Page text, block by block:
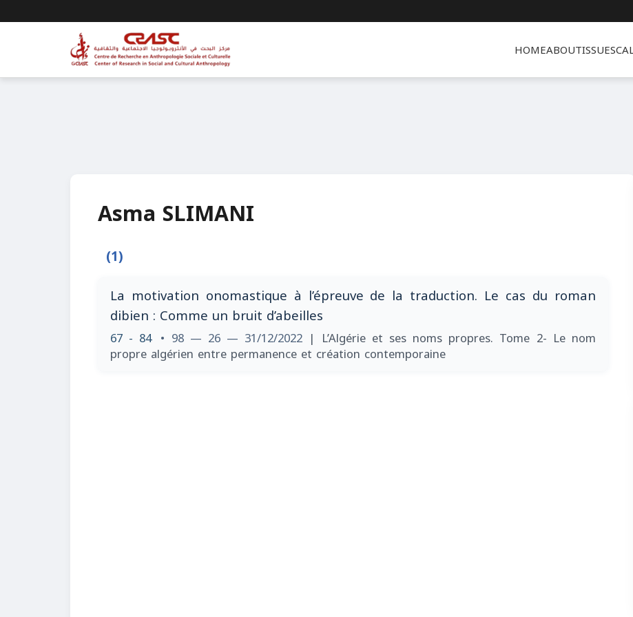
HOMEABOUTISSUES
Asma SLIMANI
(1)
La motivation onomastique à l’épreuve de la traduction. Le cas du roman
dibien : Comme un bruit d’abeilles
67 - 84 • 98 — 26 — 31/12/2022 | L’Algérie et ses noms propres. Tome 2- Le nom
propre algérien entre permanence et création contemporaine